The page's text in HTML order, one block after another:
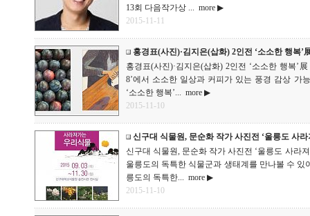
13회 다음작가상 ... more ▶
2015-11-11
홍경표(사진)·김지은(삽화) 2인전 ‘소소한 행복’
홍경표(사진)·김지은(삽화) 2인전 ‘소소한 행복’
8’에서 소소한 일상과 커피가 있는 풍경 감상 가
‘소소한 행복’... more ▶
2015-11-10
신구대 식물원, 문순화 작가 사진전 ‘울릉도 사
신구대 식물원, 문순화 작가 사진전 ‘울릉도 사라
울릉도의 독특한 식물군과 생태계를 만나볼 수 있
릉도의 독특한... more ▶
2015-11-10